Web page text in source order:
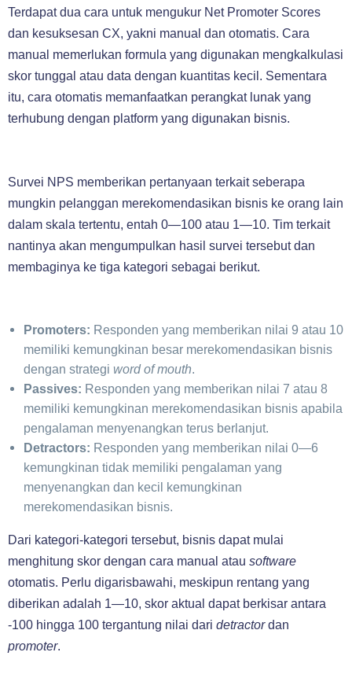
Terdapat dua cara untuk mengukur Net Promoter Scores
dan kesuksesan CX, yakni manual dan otomatis. Cara
manual memerlukan formula yang digunakan mengkalkulasi
skor tunggal atau data dengan kuantitas kecil. Sementara
itu, cara otomatis memanfaatkan perangkat lunak yang
terhubung dengan platform yang digunakan bisnis.
Survei NPS memberikan pertanyaan terkait seberapa
mungkin pelanggan merekomendasikan bisnis ke orang lain
dalam skala tertentu, entah 0—100 atau 1—10. Tim terkait
nantinya akan mengumpulkan hasil survei tersebut dan
membaginya ke tiga kategori sebagai berikut.
Promoters: Responden yang memberikan nilai 9 atau 10
memiliki kemungkinan besar merekomendasikan bisnis
dengan strategi word of mouth.
Passives: Responden yang memberikan nilai 7 atau 8
memiliki kemungkinan merekomendasikan bisnis apabila
pengalaman menyenangkan terus berlanjut.
Detractors: Responden yang memberikan nilai 0—6
kemungkinan tidak memiliki pengalaman yang
menyenangkan dan kecil kemungkinan
merekomendasikan bisnis.
Dari kategori-kategori tersebut, bisnis dapat mulai
menghitung skor dengan cara manual atau software
otomatis. Perlu digarisbawahi, meskipun rentang yang
diberikan adalah 1—10, skor aktual dapat berkisar antara
-100 hingga 100 tergantung nilai dari detractordan
promoter.